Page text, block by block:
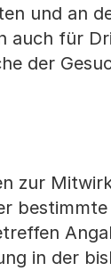
und an
auch für
der
zur
bestimmte
in der